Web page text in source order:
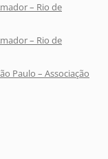
– Rio de
– Rio de
Paulo – Associação